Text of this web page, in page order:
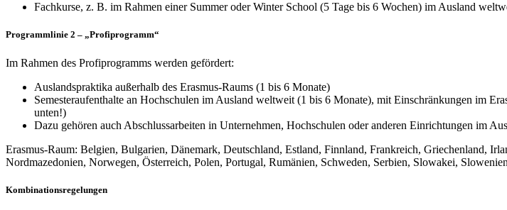
Fachkurse, z. B. im Rahmen einer Summer oder Winter School (5 Tage bis 6 Wochen) im Ausland
Programmlinie 2 – „Profiprogramm“
Im Rahmen des Profiprogramms werden gefördert:
Auslandspraktika außerhalb des Erasmus-Raums (1 bis 6 Monate)
Semesteraufenthalte an Hochschulen im Ausland weltweit (1 bis 6 Monate), mit Einschränkungen im
unten!)
Dazu gehören auch Abschlussarbeiten in Unternehmen, Hochschulen oder anderen Einrichtungen im
Erasmus-Raum: Belgien, Bulgarien, Dänemark, Deutschland, Estland, Finnland, Frankreich, Griechenland,
Nordmazedonien, Norwegen, Österreich, Polen, Portugal, Rumänien, Schweden, Serbien, Slowakei,
Kombinationsregelungen